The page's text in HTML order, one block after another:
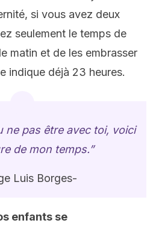
si vous avez deux
seulement le temps de
matin et de les embrasser
indique déjà 23 heures.
ne pas être avec toi, voici
de mon temps.”
Luis Borges-
enfants se